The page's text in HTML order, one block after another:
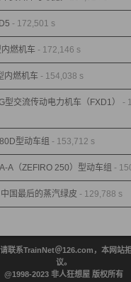
- 172,501 s
燃机车 - 172,146 s
内燃机车 - 154,038 s
型交流传动电力机车（FXD1）
-
型动车组 - 153,712 s
A（ZEFIRO 250）型动车组 -
国最后的蒸汽绿皮 - 129,788 s
联系TrainNet＠126.com，本网站
议。
@1998-2023 非人狂想屋 版权所有